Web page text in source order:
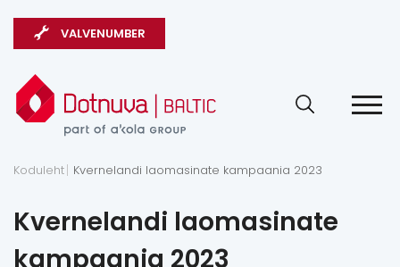
VALVENUMBER
Koduleht Kvernelandi laomasinate kampaania 2023
Kvernelandi laomasinate
kampaania 2023